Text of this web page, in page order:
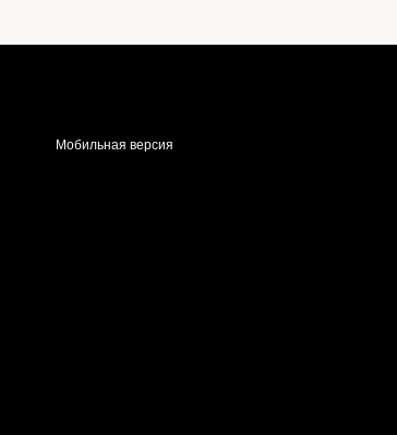
Мобильная версия